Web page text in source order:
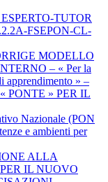
ESPERTO-TUTOR
FSEPON-CL-
MODELLO
– « Per la
apprendimento » –
PONTE » PER IL
Nazionale (PON
e ambienti per
ALLA
IL NUOVO